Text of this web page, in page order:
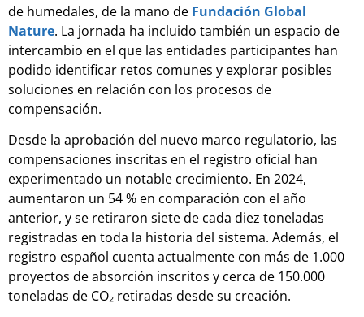
de humedales, de la mano de Fundación Global
Nature. La jornada ha incluido también un espacio de
intercambio en el que las entidades participantes han
podido identificar retos comunes y explorar posibles
soluciones en relación con los procesos de
compensación.
Desde la aprobación del nuevo marco regulatorio, las
compensaciones inscritas en el registro oficial han
experimentado un notable crecimiento. En 2024,
aumentaron un 54 % en comparación con el año
anterior, y se retiraron siete de cada diez toneladas
registradas en toda la historia del sistema. Además, el
registro español cuenta actualmente con más de 1.000
proyectos de absorción inscritos y cerca de 150.000
toneladas de CO₂ retiradas desde su creación.